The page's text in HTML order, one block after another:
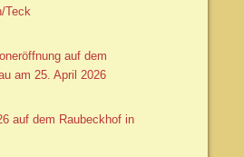
Teck
auf dem
am 25. April 2026
auf dem Raubeckhof in